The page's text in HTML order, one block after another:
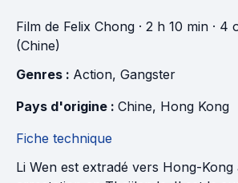
Film de Felix Chong · 2 h 10 min · 4
(Chine)
Genres : Action, Gangster
Pays d'origine : Chine, Hong Kong
Fiche technique
Li Wen est extradé vers Hong-